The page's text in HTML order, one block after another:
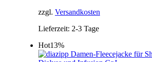
zzgl. Versandkosten
Lieferzeit: 2-3 Tage
Hot13%